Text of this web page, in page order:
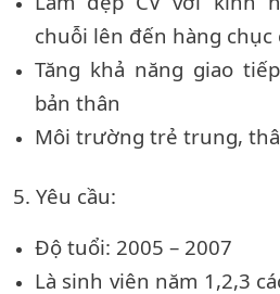
chuỗi lên đến hàng chục
Tăng khả năng giao
bản thân
Môi trường trẻ trung,
5. Yêu cầu:
Độ tuổi: 2005 – 2007
Là sinh viên năm 1,2,3